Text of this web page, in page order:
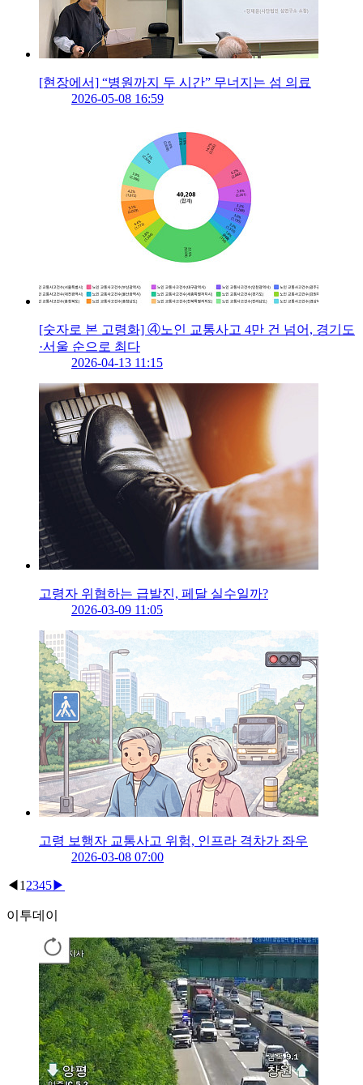
[현장에서] “병원까지 두 시간” 무너지는 섬 의료
2026-05-08 16:59
[숫자로 본 고령화] ④노인 교통사고 4만 건 넘어, 경기도
·서울 순으로 최다
2026-04-13 11:15
고령자 위협하는 급발진, 페달 실수일까?
2026-03-09 11:05
고령 보행자 교통사고 위험, 인프라 격차가 좌우
2026-03-08 07:00
◀ 1 2345▶
이투데이